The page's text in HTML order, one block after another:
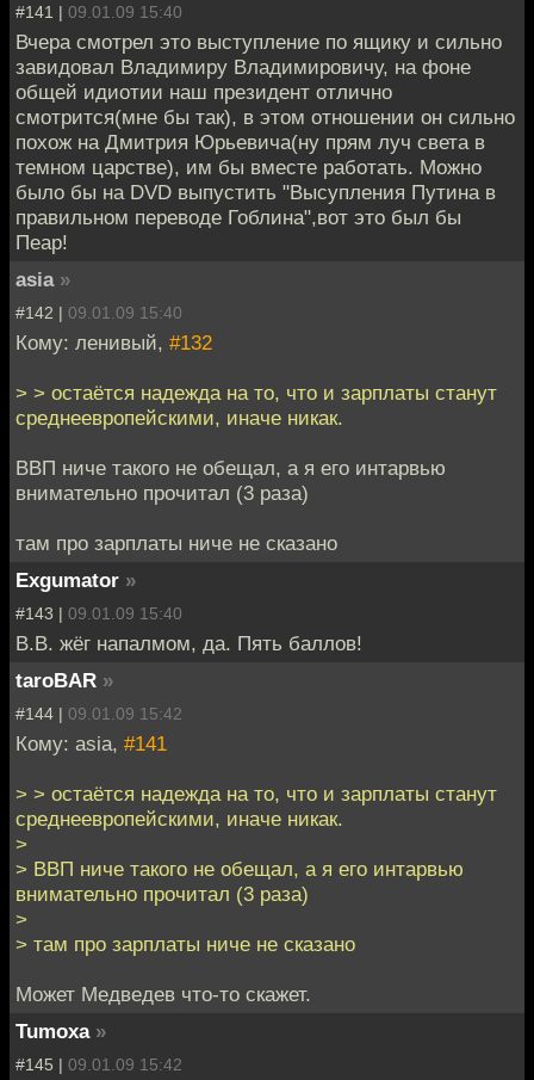
#141 | 09.01.09 15:40
Вчера смотрел это выступление по ящику и сильно
завидовал Владимиру Владимировичу, на фоне
общей идиотии наш президент отлично
смотрится(мне бы так), в этом отношении он сильно
похож на Дмитрия Юрьевича(ну прям луч света в
темном царстве), им бы вместе работать. Можно
было бы на DVD выпустить "Высупления Путина в
правильном переводе Гоблина",вот это был бы
Пеар!
asia »
#142 | 09.01.09 15:40
Кому: ленивый, #132
> > остаётся надежда на то, что и зарплаты станут
среднеевропейскими, иначе никак.
ВВП ниче такого не обещал, а я его интарвью
внимательно прочитал (3 раза)
там про зарплаты ниче не сказано
Exgumator »
#143 | 09.01.09 15:40
В.В. жёг напалмом, да. Пять баллов!
taroBAR »
#144 | 09.01.09 15:42
Кому: asia, #141
> > остаётся надежда на то, что и зарплаты станут
среднеевропейскими, иначе никак.
>
> ВВП ниче такого не обещал, а я его интарвью
внимательно прочитал (3 раза)
>
> там про зарплаты ниче не сказано
Может Медведев что-то скажет.
Tumoxa »
#145 | 09.01.09 15:42